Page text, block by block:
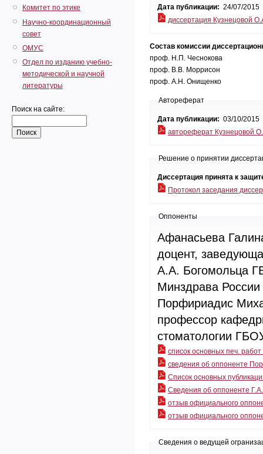
Комитет по этике
Научно-координационный
совет
ОМУС
Отдел по изданию учебно-
методической и научной
литературы
Поиск на сайте:
Дата публикации: 24/07/2015
диссертация Кузнецовой
Состав комиссии
проф. Н.П. Чеснокова
проф. В.В. Моррисон
проф. А.Н. Онищенко
Автореферат
Дата публикации: 03/10/2015
автореферат Кузнецовой
Решение о принятии
Диссертация принята к
Протокол заседания
Оппоненты
Афанасьева Галина Александровна - доктор медицинских наук,
доцент,
А.А. Богомольца
Минздрава России
Порфириадис
профессор
стоматологии
список основных печ.
сведения об оппоненте
Cписок основных
Cведения об оппоненте
отзыв официального
отзыв официального
Сведения о ведущей